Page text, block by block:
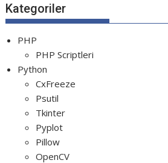
Python Transparent Proxy Server
Kategoriler
PHP
PHP Scriptleri
Python
CxFreeze
Psutil
Tkinter
Pyplot
Pillow
OpenCV